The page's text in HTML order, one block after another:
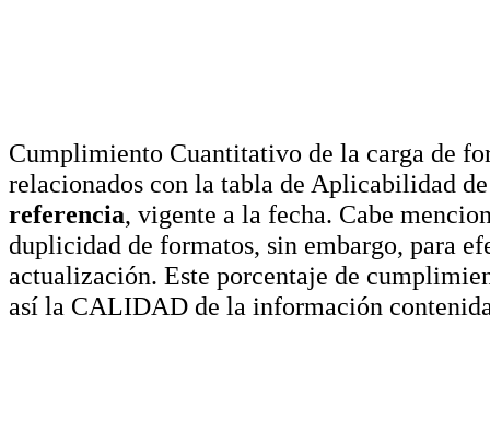
Cumplimiento Cuantitativo de la carga de
relacionados con la tabla de Aplicabilidad
referencia, vigente a la fecha. Cabe
duplicidad de formatos, sin embargo, para
actualización. Este porcentaje de
así la CALIDAD de la información